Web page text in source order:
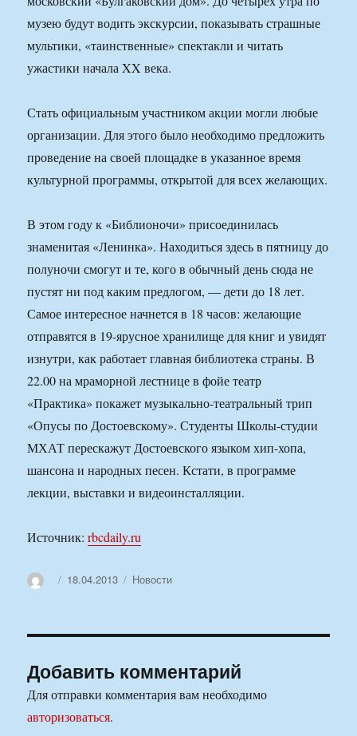
музею будут водить экскурсии, показывать страшные
мультики, «таинственные» спектакли и читать
ужастики начала XX века.
Стать официальным участником акции могли любые
организации. Для этого было необходимо предложить
проведение на своей площадке в указанное время
культурной программы, открытой для всех желающих.
В этом году к «Библионочи» присоединилась
знаменитая «Ленинка». Находиться здесь в пятницу до
полуночи смогут и те, кого в обычный день сюда не
пустят ни под каким предлогом, — дети до 18 лет.
Самое интересное начнется в 18 часов: желающие
отправятся в 19-ярусное хранилище для книг и увидят
изнутри, как работает главная библиотека страны. В
22.00 на мраморной лестнице в фойе театр
«Практика» покажет музыкально-театральный трип
«Опусы по Достоевскому». Студенты Школы-студии
МХАТ перескажут Достоевского языком хип-хопа,
шансона и народных песен. Кстати, в программе
лекции, выставки и видеоинсталляции.
Источник:rbcdaily.ru
АвторОпубликовано
18.04.2013 Рубрики
Новости
Добавить комментарий
Для отправки комментария вам необходимо
авторизоваться.